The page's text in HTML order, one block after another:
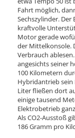
Fahrt möglich,
Sechszylinder.
kraftvolle
Motor gerade
der Mittelkonsole.
Verbrauch
angesichts seiner
100 Kilometern
Hybridantrieb sein
Liter fließen dort
einige tausend
Elektrobetrieb
Als CO2-Ausstoß
186 Gramm pro